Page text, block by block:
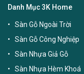
Danh Mục 3K Home
Sàn Gỗ Ngoài Trời
Sàn Gỗ Công Nghiệp
Sàn Nhựa Giả Gỗ
Sàn Nhựa Hèm Khoá